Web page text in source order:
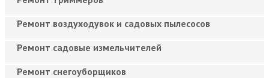
Ремонт воздуходувок и садовых пылесосов
Ремонт садовые измельчителей
Ремонт снегоуборщиков